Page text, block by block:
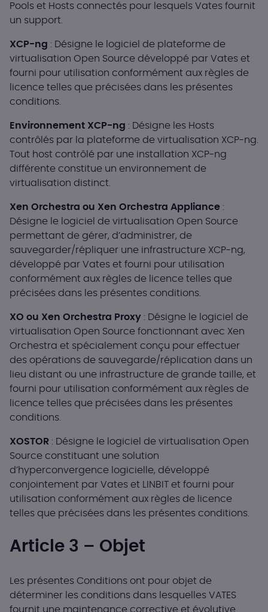
Pools et Hosts connectés pour lesquels Vates fournit
un support.
XCP-ng : Désigne le logiciel de plateforme de
virtualisation Open Source développé par Vates et
fourni pour utilisation conformément aux règles de
licence telles que précisées dans les présentes
conditions.
Environnement XCP-ng : Désigne les Hosts
contrôlés par la plateforme de virtualisation XCP-ng.
Tout host contrôlé par une installation XCP-ng
différente constitue un environnement de
virtualisation distinct.
Xen Orchestra ou Xen Orchestra Appliance :
Désigne le logiciel de virtualisation Open Source
permettant de gérer, d’administrer, de
sauvegarder/répliquer une infrastructure XCP-ng,
développé par Vates et fourni pour utilisation
conformément aux règles de licence telles que
précisées dans les présentes conditions.
XO ou Xen Orchestra Proxy : Désigne le logiciel de
virtualisation Open Source fonctionnant avec Xen
Orchestra et spécialement conçu pour effectuer
des opérations de sauvegarde/réplication dans un
lieu distant ou une infrastructure de grande taille, et
fourni pour utilisation conformément aux règles de
licence telles que précisées dans les présentes
conditions.
XOSTOR : Désigne le logiciel de virtualisation Open
Source constituant une solution
d’hyperconvergence logicielle, développé
conjointement par Vates et LINBIT et fourni pour
utilisation conformément aux règles de licence
telles que précisées dans les présentes conditions.
Article 3 – Objet
Les présentes Conditions ont pour objet de
déterminer les conditions dans lesquelles VATES
fournit une maintenance corrective et évolutive